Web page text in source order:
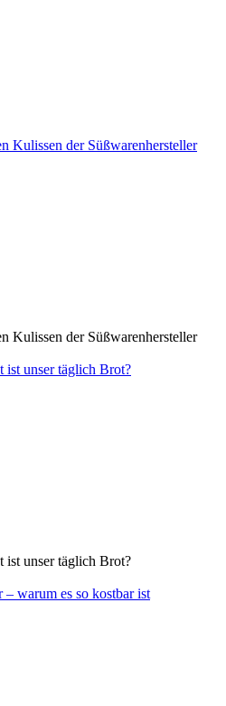
Kulissen der Süßwarenhersteller
Kulissen der Süßwarenhersteller
unser täglich Brot?
unser täglich Brot?
– warum es so kostbar ist